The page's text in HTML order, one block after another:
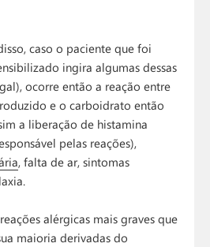
caso o paciente que foi
ingira algumas dessas
ocorre então a reação entre
e o carboidrato então
a liberação de histamina
pelas reações),
, falta de ar, sintomas
alérgicas mais graves que
maioria derivadas do